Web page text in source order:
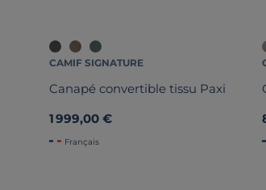
CAMIF SIGNATURE
Canapé convertible tissu Paxi
1 999,00 €
Français